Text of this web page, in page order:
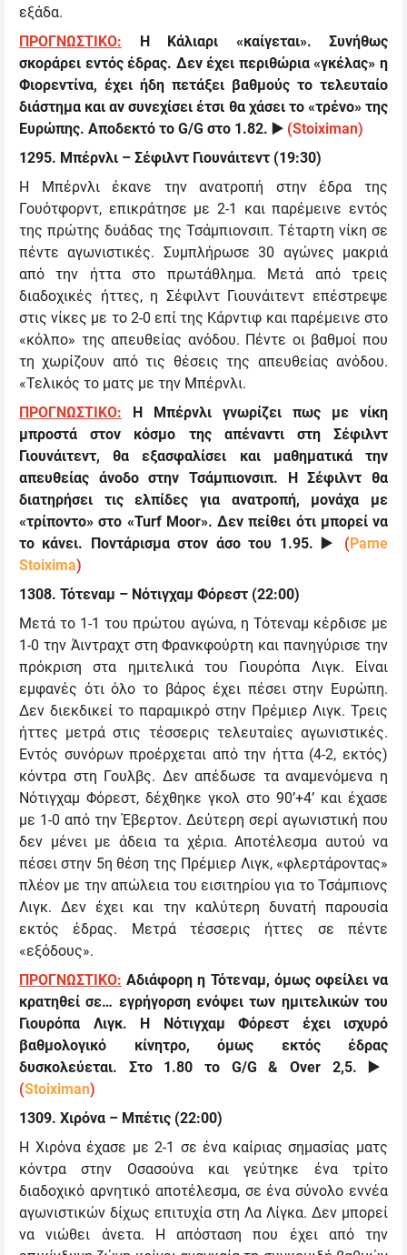
εξάδα.
ΠΡΟΓΝΩΣΤΙΚΟ: Η Κάλιαρι «καίγεται». Συνήθως
σκοράρει εντός έδρας. Δεν έχει περιθώρια «γκέλας» η
Φιορεντίνα, έχει ήδη πετάξει βαθμούς το τελευταίο
διάστημα και αν συνεχίσει έτσι θα χάσει το «τρένο» της
Ευρώπης. Αποδεκτό το G/G στο 1.82. ▶️ (Stoiximan)
1295. Μπέρνλι – Σέφιλντ Γιουνάιτεντ (19:30)
Η Μπέρνλι έκανε την ανατροπή στην έδρα της
Γουότφορντ, επικράτησε με 2-1 και παρέμεινε εντός
της πρώτης δυάδας της Τσάμπιονσιπ. Τέταρτη νίκη σε
πέντε αγωνιστικές. Συμπλήρωσε 30 αγώνες μακριά
από την ήττα στο πρωτάθλημα. Μετά από τρεις
διαδοχικές ήττες, η Σέφιλντ Γιουνάιτεντ επέστρεψε
στις νίκες με το 2-0 επί της Κάρντιφ και παρέμεινε στο
«κόλπο» της απευθείας ανόδου. Πέντε οι βαθμοί που
τη χωρίζουν απότις θέσεις της απευθείας ανόδου.
«Τελικός το ματς με την Μπέρνλι.
ΠΡΟΓΝΩΣΤΙΚΟ: Η Μπέρνλι γνωρίζει πως με νίκη
μπροστά στον κόσμο της απέναντι στη Σέφιλντ
Γιουνάιτεντ, θα εξασφαλίσει και μαθηματικά την
απευθείας άνοδο στην Τσάμπιονσιπ. Η Σέφιλντ θα
διατηρήσει τις ελπίδες για ανατροπή, μονάχα με
«τρίποντο» στο «Turf Moor». Δεν πείθει ότι μπορεί να
το κάνει. Ποντάρισμα στον άσο του 1.95. ▶️ (Pame
Stoixima)
1308. Τότεναμ – Νότιγχαμ Φόρεστ (22:00)
Μετά το 1-1 του πρώτου αγώνα, η Τότεναμ κέρδισε με
1-0 την Άιντραχτ στη Φρανκφούρτη και πανηγύρισε την
πρόκριση στα ημιτελικά του Γιουρόπα Λιγκ. Είναι
εμφανές ότι όλο το βάρος έχει πέσει στην Ευρώπη.
Δεν διεκδικεί το παραμικρό στην Πρέμιερ Λιγκ. Τρεις
ήττες μετρά στις τέσσερις τελευταίες αγωνιστικές.
Εντός συνόρων προέρχεται από την ήττα (4-2, εκτός)
κόντρα στη Γουλβς. Δεν απέδωσε τα αναμενόμενα η
Νότιγχαμ Φόρεστ, δέχθηκε γκολ στο 90’+4’ και έχασε
με 1-0 από την Έβερτον. Δεύτερη σερί αγωνιστική που
δεν μένει με άδεια τα χέρια. Αποτέλεσμα αυτού να
πέσει στην 5η θέση της Πρέμιερ Λιγκ, «φλερτάροντας»
πλέον με την απώλεια του εισιτηρίου για το Τσάμπιονς
Λιγκ. Δεν έχει και την καλύτερη δυνατή παρουσία
εκτός έδρας. Μετρά τέσσερις ήττες σε πέντε
«εξόδους».
ΠΡΟΓΝΩΣΤΙΚΟ: Αδιάφορη η Τότεναμ, όμως οφείλει να
κρατηθεί σε… εγρήγορση ενόψει των ημιτελικών του
Γιουρόπα Λιγκ. Η Νότιγχαμ Φόρεστ έχει ισχυρό
βαθμολογικό κίνητρο, όμως εκτός έδρας
δυσκολεύεται. Στο 1.80 το G/G & Over 2,5. ▶️
(Stoiximan)
1309. Χιρόνα – Μπέτις (22:00)
Η Χιρόνα έχασε με 2-1 σε ένα καίριας σημασίας ματς
κόντρα στην Οσασούνα και γεύτηκε ένα τρίτο
διαδοχικό αρνητικό αποτέλεσμα, σε ένα σύνολο εννέα
αγωνιστικών δίχως επιτυχία στη Λα Λίγκα. Δεν μπορεί
να νιώθει άνετα. Η απόσταση που έχει από την